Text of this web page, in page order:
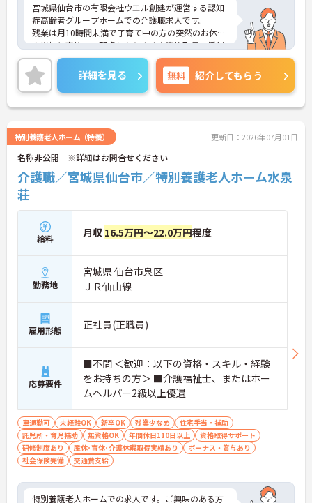
宮城県仙台市の有限会社ウエル創建が運営する認知
症高齢者グループホームでの介護職求人です。
残業は月10時間未満で子育て中の方の突然のお休み
や学校行事等への配慮もあります♪資格取得支援制
度もありスキルアップを目指す方にもおすすめで
す。
ご興味のある方には、面接対策ポイントなどさらに
詳細をお話いたしますので、お気軽にご相談くださ
い。
詳細を見る 無料 紹介してもらう
特別養護老人ホーム（特養） 更新日：2026年07月01日
名称非公開 ※詳細はお問合せください
介護職／宮城県仙台市／特別養護老人ホーム水泉
荘
給料 月収 16.5万円～22.0万円程度
勤務地
宮城県 仙台市泉区
ＪＲ仙山線
雇用形態 正社員(正職員)
応募要件
■不問 ＜歓迎：以下の資格・スキル・経験
をお持ちの方＞ ■介護福祉士、またはホー
ムヘルパー2級以上優遇
車通勤可 未経験OK 新卒OK 残業少なめ
住宅手当・補助
託児所・育児補助
無資格OK 年間休日110日以上
資格取得サポート
研修制度あり
産休･育休･介護休暇取得実績あり
ボーナス・賞与あり
社会保険完備
交通費支給
特別養護老人ホームでの求人です。ご興味のある方